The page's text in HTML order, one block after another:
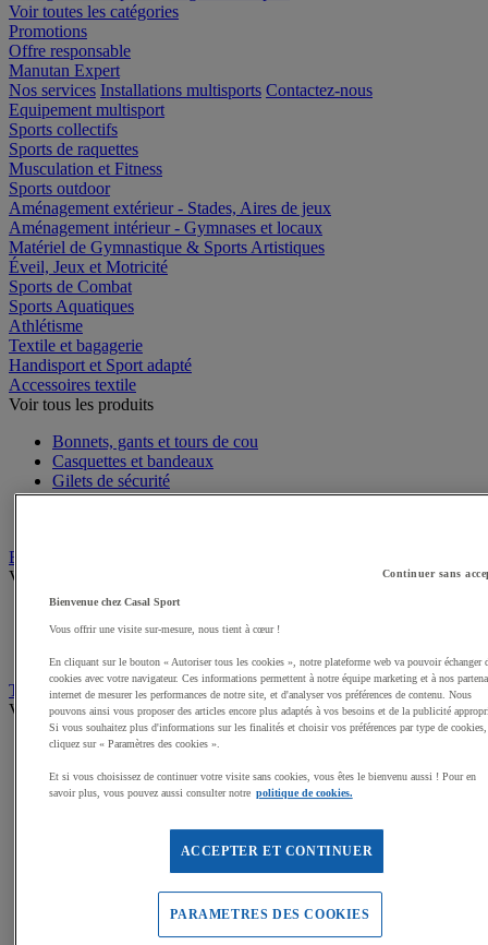
Voir toutes les catégories
Promotions
Offre responsable
Manutan Expert
Nos services Installations multisports Contactez-nous
Equipement multisport
Sports collectifs
Sports de raquettes
Musculation et Fitness
Sports outdoor
Aménagement extérieur - Stades, Aires de jeux
Aménagement intérieur - Gymnases et locaux
Matériel de Gymnastique & Sports Artistiques
Éveil, Jeux et Motricité
Sports de Combat
Sports Aquatiques
Athlétisme
Textile et bagagerie
Handisport et Sport adapté
Accessoires textile
Voir tous les produits
Bonnets, gants et tours de cou
Casquettes et bandeaux
Gilets de sécurité
Sandales, claquettes de sport
Bagagerie
Voir tous les produits
Sacs à dos
Textile Multisport
Voir tous les produits
Shorts de sport
Survêtements
Débardeurs de sport
Continuer sans
Bienvenue chez Casal Sport
Vous offrir une visite sur-mesure, nous tient à cœur !
En cliquant sur le bouton « Autoriser tous les cookies », notre plateforme web va pouvoir échanger
cookies avec votre navigateur. Ces informations permettent à notre équipe marketing et à nos
internet de mesurer les performances de notre site, et d'analyser vos préférences de contenu. Nous
pouvons ainsi vous proposer des articles encore plus adaptés à vos besoins et de la publicité
Si vous souhaitez plus d'informations sur les finalités et choisir vos préférences par type de cookies,
cliquez sur « Paramètres des cookies ».
Et si vous choisissez de continuer votre visite sans cookies, vous êtes le bienvenu aussi ! Pour en
savoir plus, vous pouvez aussi consulter notre politique de cookies.
ACCEPTER ET CONTINUER
PARAMETRES DES COOKIES